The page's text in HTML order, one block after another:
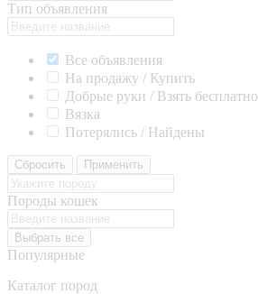
Тип объявления
Все объявления
На продажу / Купить
Добрые руки / Взять бесплатно
Вязка
Потерялись / Найдены
Сбросить Применить
Породы кошек
Выбрать все
Популярные
Каталог пород